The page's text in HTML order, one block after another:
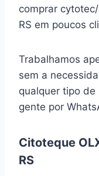
comprar
RS em poucos
Trabalhamos
sem a
qualquer tipo de
gente por
Citoteque
RS